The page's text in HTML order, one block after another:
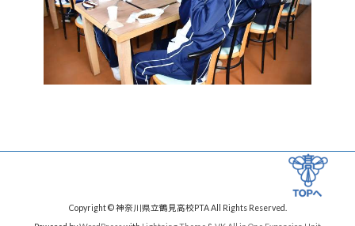
Copyright © 神奈川県立鶴見高校PTA All Rights Reserved.